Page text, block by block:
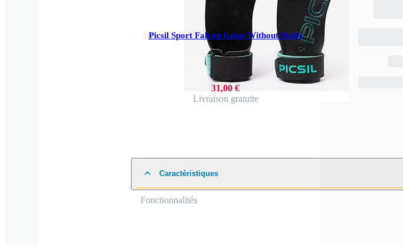
Picsil Sport Falcon Grips Without Holes
31,00 €
Livraison gratuite
Caractéristiques
Fonctionnalités